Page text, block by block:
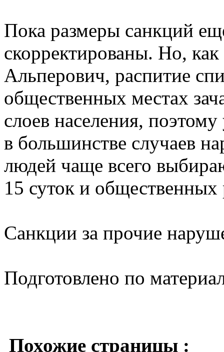
Пока размеры санкций
скорректированы. Но,
Альперович, распитие
общественных местах
слоев населения,
в большинстве случаев
людей чаще всего
15 суток и общественных
Санкции за прочие
Подготовлено по
Похожие страницы :